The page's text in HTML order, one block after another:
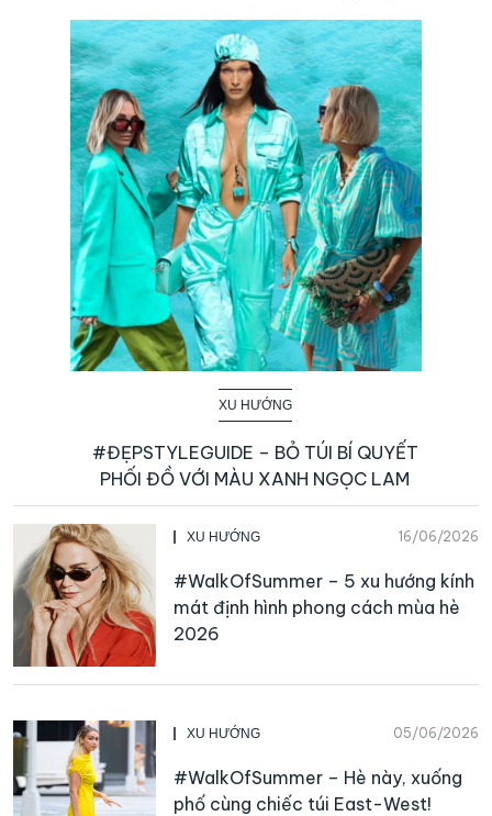
XU HƯỚNG
#ĐẸPSTYLEGUIDE – BỎ TÚI BÍ QUYẾT
PHỐI ĐỒ VỚI MÀU XANH NGỌC LAM
XU HƯỚNG 16/06/2026
#WalkOfSummer – 5 xu hướng kính
mát định hình phong cách mùa hè
2026
XU HƯỚNG 05/06/2026
#WalkOfSummer – Hè này, xuống
phố cùng chiếc túi East-West!